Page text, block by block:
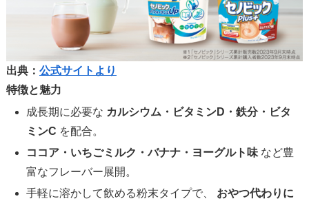
出典： 公式サイトより
特徴と魅力
成長期に必要な カルシウム・ビタミンD・鉄分・ビタ
ミンC を配合。
ココア・いちごミルク・バナナ・ヨーグルト味 など豊
富なフレーバー展開。
手軽に溶かして飲める粉末タイプで、 おやつ代わりに